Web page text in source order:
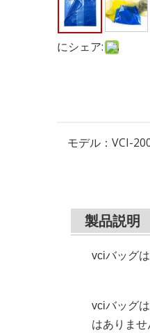
にシェア:
モデル： VCI-
製品説明
vciバッグ
vciバッグ
はありま